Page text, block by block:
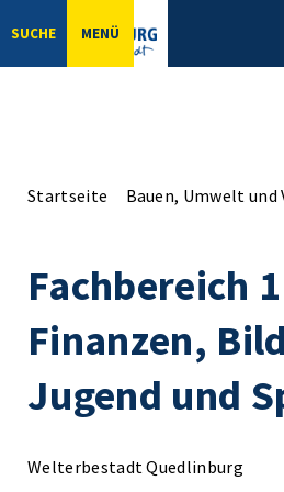
SUCHE MENÜ
Startseite Bauen, Umwelt und
Fachbereich 1
Finanzen,
Jugend und
Welterbestadt Quedlinburg